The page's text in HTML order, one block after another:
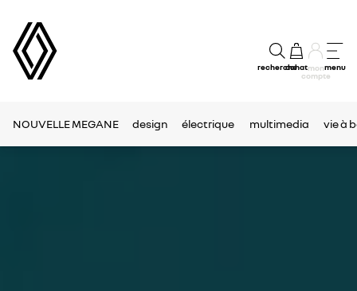
rechercheachatmon
compte
menu
NOUVELLE MEGANE design électrique multimedia vie à